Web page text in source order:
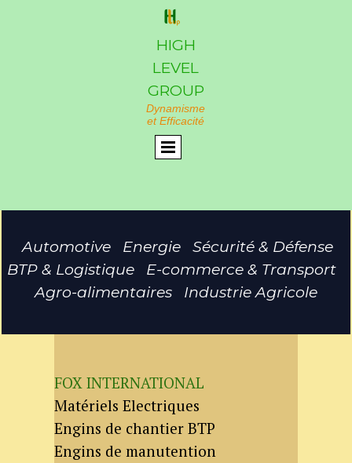
HIGH
LEVEL
GROUP
Dynamisme
et Efficacité
Automotive Energie Sécurité & Défense
BTP & Logistique E-commerce & Transport
Agro-alimentaires Industrie Agricole
FOX INTERNATIONAL
Matériels Electriques
Engins de chantier BTP
Engins de manutention